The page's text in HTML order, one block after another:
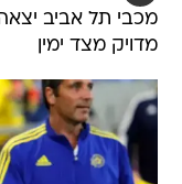
מכבי תל אביב
מדויק מצד ימין